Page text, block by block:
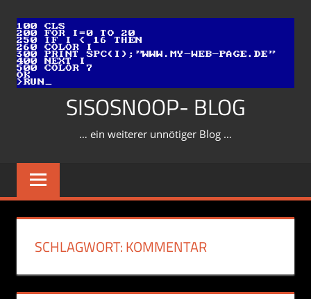
Inhalt
springen
SISOSNOOP- BLOG
… ein weiterer unnötiger Blog …
SCHLAGWORT:KOMMENTAR